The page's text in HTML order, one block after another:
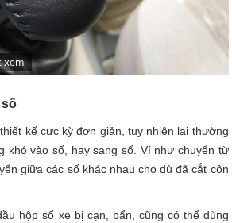
xem
số
kế cực kỳ đơn giản, tuy nhiên lại thường
khó vào số, hay sang số. Ví như chuyển từ
giữa các số khác nhau cho dù đã cắt côn
hộp số xe bị cạn, bẩn, cũng có thể dùng